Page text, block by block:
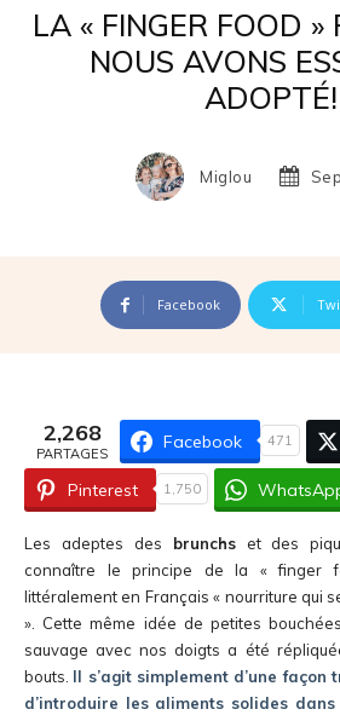
LA « FINGER FOOD »
NOUS AVONS
ADOPTÉ!
Miglou
Facebook
2,268
PARTAGES
Facebook 471
Pinterest 1,750
Les adeptes des brunchset des
connaître le principe de la « finger
littéralement en Français « nourriture qui
». Cette même idée de petites
sauvage avec nos doigts a été
bouts. Il s’agit simplement d’une
d’introduire les aliments solides